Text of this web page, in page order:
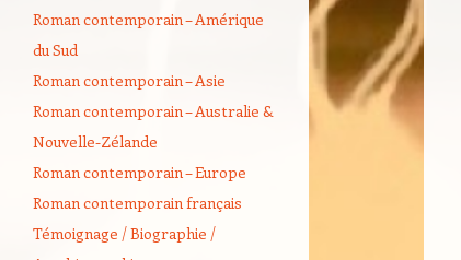
Roman contemporain – Amérique
du Sud
Roman contemporain – Asie
Roman contemporain – Australie &
Nouvelle-Zélande
Roman contemporain – Europe
Roman contemporain français
Témoignage / Biographie /